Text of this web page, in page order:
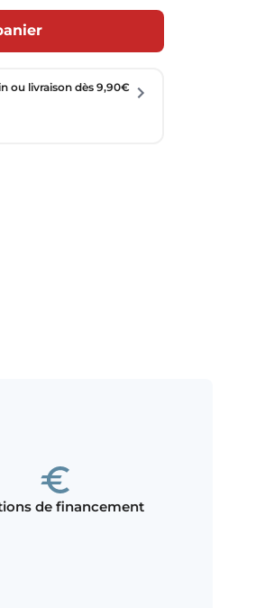
ou livraison dès 9,90€
de financement